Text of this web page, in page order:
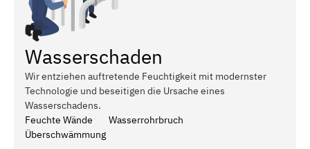
Wasserschaden
Wir entziehen auftretende Feuchtigkeit mit modernster
Technologie und beseitigen die Ursache eines
Wasserschadens.
Feuchte Wände
Wasserrohrbruch
Überschwämmung